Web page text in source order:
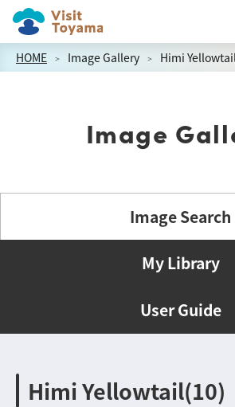
HOME Image Gallery Himi
Image
Image Search
My Library
User Guide
Himi Yellowtail(10)